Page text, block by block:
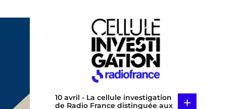
10 avril - La cellule investigation
de Radio France distinguée aux
+